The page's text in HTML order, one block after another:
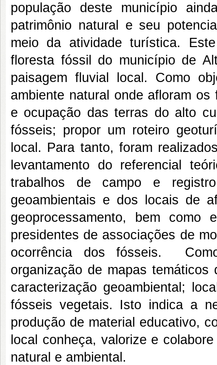
população deste município
patrimônio natural e seu
meio da atividade turística.
floresta fóssil do município de
paisagem fluvial local. Como
ambiente natural onde afloram
e ocupação das terras do alto
fósseis; propor um roteiro
local. Para tanto, foram
levantamento do referencial
trabalhos de campo e
geoambientais e dos locais de
geoprocessamento, bem como
presidentes de associações de
ocorrência dos fósseis.
organização de mapas
caracterização geoambiental;
fósseis vegetais. Isto indica a
produção de material educativo,
local conheça, valorize e
natural e ambiental.